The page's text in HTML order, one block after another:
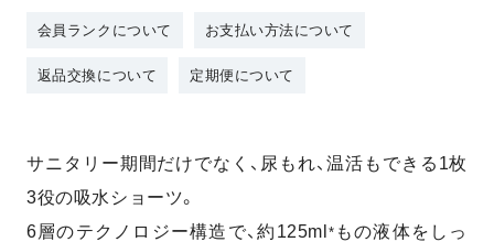
会員ランクについて お支払い方法について
返品交換について 定期便について
サニタリー期間だけでなく、尿もれ、温活もできる1枚
3役の吸水ショーツ。
6層のテクノロジー構造で、約125ml * もの液体をしっ